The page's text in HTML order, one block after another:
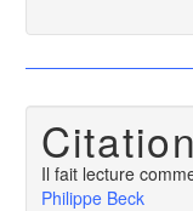
Citation
Il fait lecture
Philippe Beck